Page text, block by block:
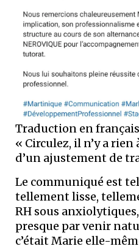
Traduction en français
« Circulez, il n’y a rien
d’un ajustement de
Le communiqué est
tellement lisse,
RH sous
presque par venir
c’était Marie elle-